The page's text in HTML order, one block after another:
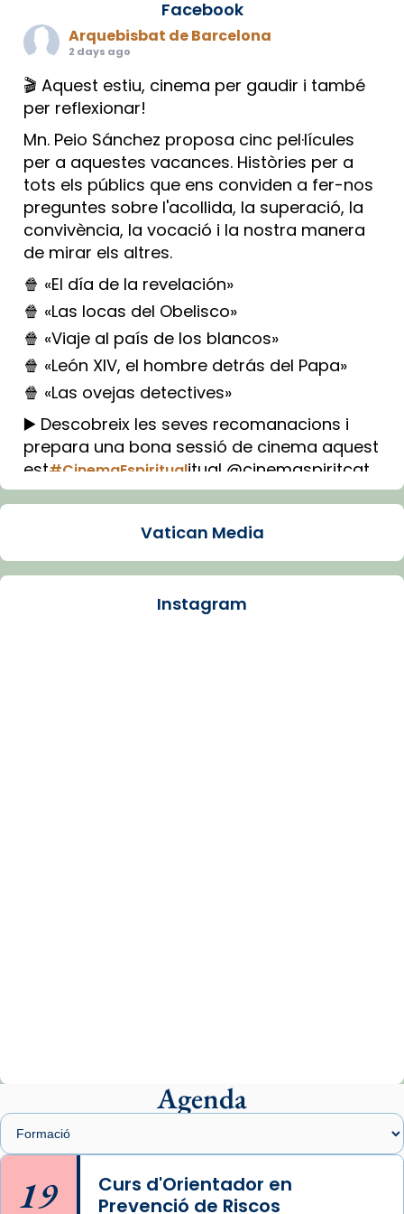
Facebook
Arquebisbat de Barcelona
2 days ago
🎬 Aquest estiu, cinema per gaudir i també
per reflexionar!
Mn. Peio Sánchez proposa cinc pel·lícules
per a aquestes vacances. Històries per a
tots els públics que ens conviden a fer-nos
preguntes sobre l'acollida, la superació, la
convivència, la vocació i la nostra manera
de mirar els altres.
🍿 «El día de la revelación»
🍿 «Las locas del Obelisco»
🍿 «Viaje al país de los blancos»
🍿 «León XIV, el hombre detrás del Papa»
🍿 «Las ovejas detectives»
▶️ Descobreix les seves recomanacions i
prepara una bona sessió de cinema aquest
est#CinemaEspiritualitual @cinemaspiritcat
Imatge: Generada amb IA (OpenAI)
Arquebisbat de Barcelona
presidit aquest 27 de juliol la missa de Les
Santes de Mataró.
🔗
📸 J. Merino
Photo
Vatican Media
Instagram
Agenda
19
Curs d'Orientador en
Prevenció de Riscos